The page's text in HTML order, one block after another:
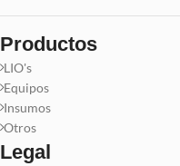
Productos
LIO's
Equipos
Insumos
Otros
Legal